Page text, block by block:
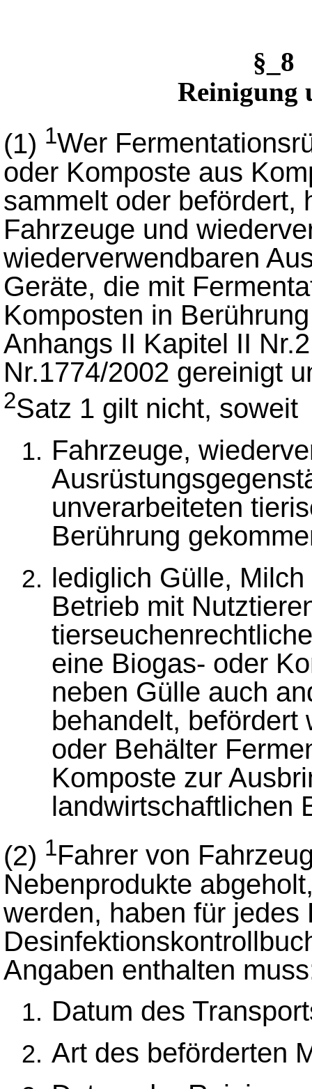
§_8
Reinigung
(1) 1Wer
oder Komposte aus
sammelt oder befördert,
Fahrzeuge und
wiederverwendbaren
Geräte, die mit
Komposten in
Anhangs II Kapitel II
Nr.1774/2002 gereinigt
2Satz 1 gilt nicht, soweit
Fahrzeuge,
unverarbeiteten
Berührung
lediglich Gülle,
Betrieb mit
eine Biogas- oder
neben Gülle auch
behandelt, befördert
oder Behälter
Komposte zur
landwirtschaftlichen
(2) 1Fahrer von
Nebenprodukte
werden, haben für
Angaben enthalten
Datum des
Art des beförderten